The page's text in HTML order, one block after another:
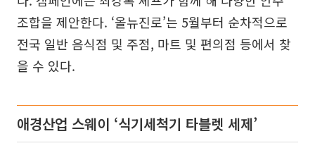
조합을 제안한다. ‘올뉴진로’는 5월부터 순차적으로
전국 일반 음식점 및 주점, 마트 및 편의점 등에서 찾
을 수 있다.
애경산업 스웨이 ‘식기세척기 타블렛 세제’